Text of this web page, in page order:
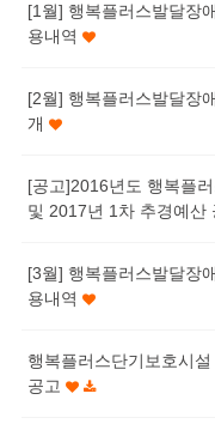
[1월] 행복플러스발달장
용내역
[2월] 행복플러스발달장
개
[공고]2016년도 행복플
및 2017년 1차 추경예산
[3월] 행복플러스발달장
용내역
행복플러스단기보호시
공고